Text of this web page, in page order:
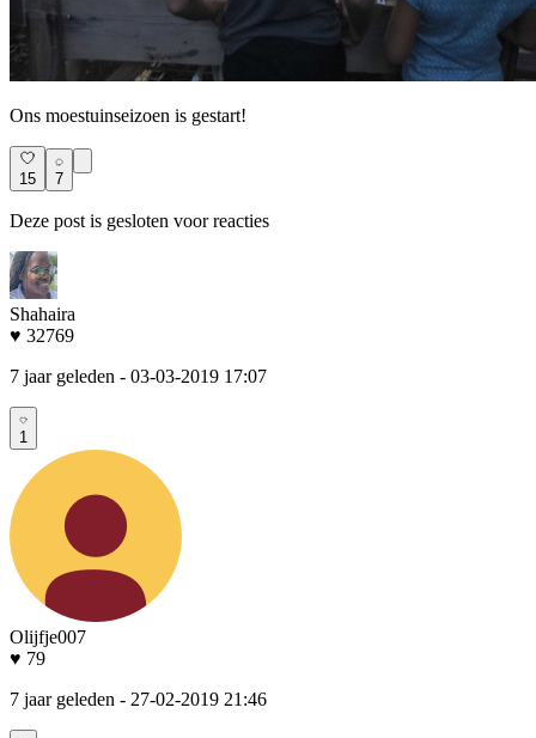
Ons moestuinseizoen is gestart!
15 7
Deze post is gesloten voor reacties
Shahaira
♥ 32769
7 jaar geleden - 03-03-2019 17:07
1
Olijfje007
♥ 79
7 jaar geleden - 27-02-2019 21:46